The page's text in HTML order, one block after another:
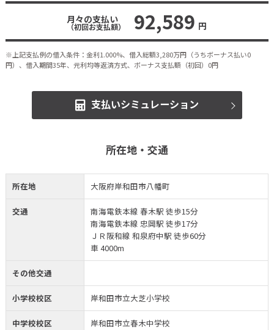
月々の支払い
（初回お支払額） 92,589 円
※上記支払例の借入条件：金利1.000%、借入総額3,280万円（うちボーナス払い0
円）、借入期間35年、元利均等返済方式、ボーナス支払額（初回）0円
支払いシミュレーション
所在地・交通
所在地 大阪府岸和田市八幡町
交通
南海電鉄本線 春木駅 徒歩15分
南海電鉄本線 忠岡駅 徒歩17分
ＪＲ阪和線 和泉府中駅 徒歩60分
車 4000m
その他交通
小学校校区 岸和田市立大芝小学校
中学校校区 岸和田市立春木中学校